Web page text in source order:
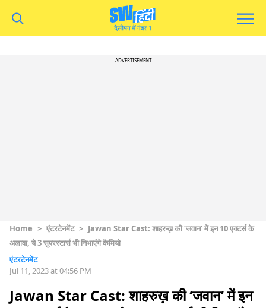
ADVERTISEMENT
Home > एंटरटेनमेंट > Jawan Star Cast: शाहरुख़ की ‘जवान’ में इन 10 एक्टर्स के
अलावा, ये ​3 सुपरस्टार्स भी निभाएंगे कैमियो
एंटरटेनमेंट
Jul 11, 2023 at 04:56 PM
Jawan Star Cast: शाहरुख़ की ‘जवान’ में इन